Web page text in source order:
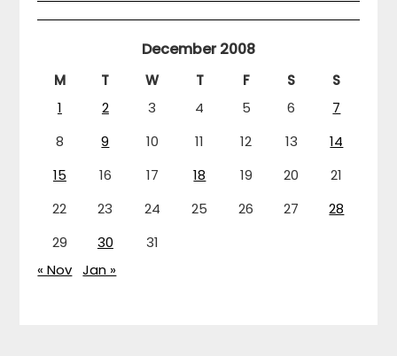
December 2008
M T W T F S
S
1
2 3 4 5 6
7
8
9 10 11 12 13
14
15
16 17 18 19 20
21
22
23 24 25 26 27
28
29
30
31
« Nov Jan »